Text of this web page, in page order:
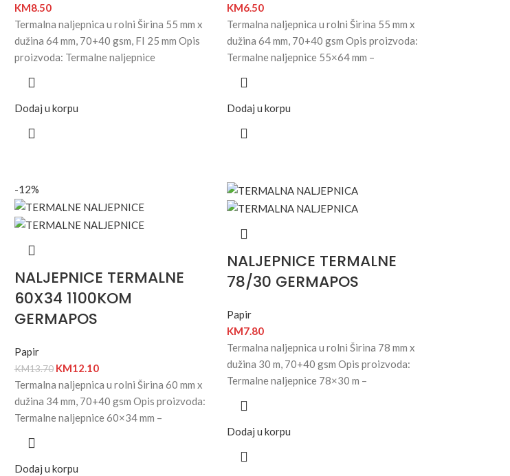
KM8.50
Termalna naljepnica u rolni Širina 55 mm x
dužina 64 mm, 70+40 gsm, FI 25 mm Opis
proizvoda: Termalne naljepnice
Dodaj u korpu
KM6.50
Termalna naljepnica u rolni Širina 55 mm x
dužina 64 mm, 70+40 gsm Opis proizvoda:
Termalne naljepnice 55×64 mm –
Dodaj u korpu
-12%
NALJEPNICE TERMALNE
60X34 1100KOM
GERMAPOS
Papir
KM13.70 KM12.10
Termalna naljepnica u rolni Širina 60 mm x
dužina 34 mm, 70+40 gsm Opis proizvoda:
Termalne naljepnice 60×34 mm –
Dodaj u korpu
NALJEPNICE TERMALNE
78/30 GERMAPOS
Papir
KM7.80
Termalna naljepnica u rolni Širina 78 mm x
dužina 30 m, 70+40 gsm Opis proizvoda:
Termalne naljepnice 78×30 m –
Dodaj u korpu